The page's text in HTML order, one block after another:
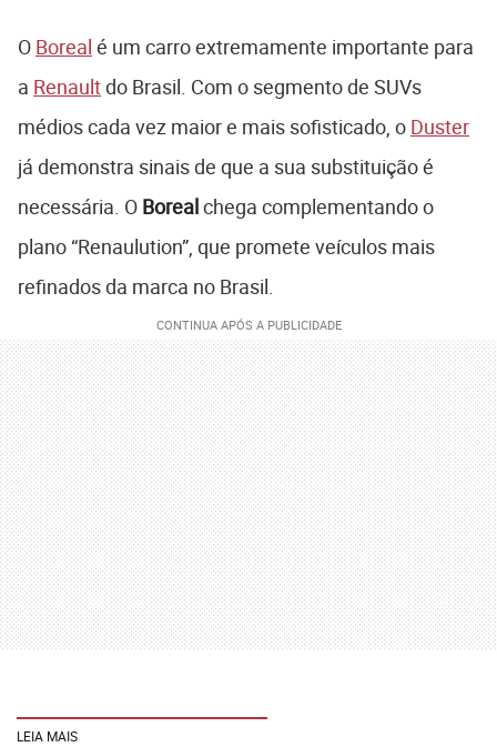
O Boreal é um carro extremamente importante para
a Renaultdo Brasil. Com o segmento de SUVs
médios cada vez maior e mais sofisticado, o Duster
já demonstra sinais de que a sua substituição é
necessária. O Borealchega complementando o
plano “Renaulution”, que promete veículos mais
refinados da marca no Brasil.
LEIA MAIS